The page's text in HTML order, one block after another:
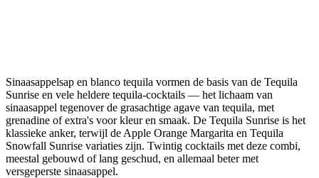
Sinaasappelsap en blanco tequila vormen de basis van de Tequila
Sunrise en vele heldere tequila-cocktails — het lichaam van
sinaasappel tegenover de grasachtige agave van tequila, met
grenadine of extra's voor kleur en smaak. De Tequila Sunrise is het
klassieke anker, terwijl de Apple Orange Margarita en Tequila
Snowfall Sunrise variaties zijn. Twintig cocktails met deze combi,
meestal gebouwd of lang geschud, en allemaal beter met
versgeperste sinaasappel.